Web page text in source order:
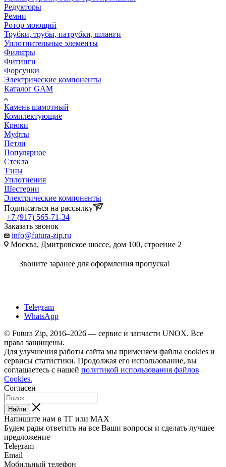
Редукторы
Ремни
Ротор моющий
Трубки, трубы, патрубки, шланги
Уплотнительные элементы
Фильтры
Фитинги
Форсунки
Электрические компоненты
Каталог GAM
Камень шамотный
Комплектующие
Крюки
Муфты
Петли
Популярное
Стекла
Тэны
Уплотнения
Шестерни
Электрические компоненты
Подписаться на рассылку
+7 (917) 565-71-34
Заказать звонок
info@futura-zip.ru
Москва, Дмитровское шоссе, дом 100, строение 2
Звоните заранее для оформления пропуска!
Telegram
WhatsApp
© Futura Zip, 2016–2026 — сервис и запчасти UNOX. Все
права защищены.
Для улучшения работы сайта мы применяем файлы cookies и
сервисы статистики. Продолжая его использование, вы
соглашаетесь с нашей политикой использования файлов
Cookies.
Согласен
Найти
Напишите нам в ТГ или MAX
Будем рады ответить на все Ваши вопросы и сделать лучшее
предложение
Telegram
Email
Мобильный телефон